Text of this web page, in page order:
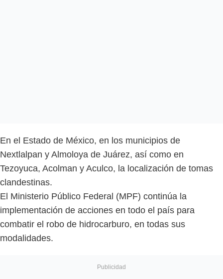
En el Estado de México, en los municipios de
Nextlalpan y Almoloya de Juárez, así como en
Tezoyuca, Acolman y Aculco, la localización de tomas
clandestinas.
El Ministerio Público Federal (MPF) continúa la
implementación de acciones en todo el país para
combatir el robo de hidrocarburo, en todas sus
modalidades.